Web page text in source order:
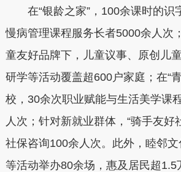
在“银龄之家”，100余课时的识
慢病管理课程服务长者5000余人次
童友好品牌下，儿童议事、原创儿
研学等活动覆盖超600户家庭；在“
校，30余次职业赋能与生活美学课
人次；针对新就业群体，“骑手友好
社保咨询100余人次。此外，睦邻
等活动举办80余场，惠及居民超1.5